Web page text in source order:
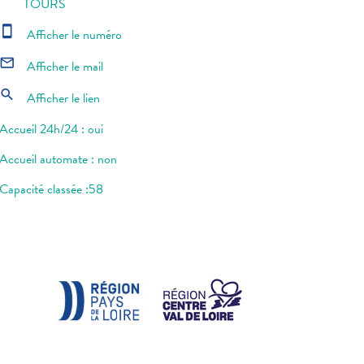
TOURS
smartphone Afficher le numéro
mail_outline Afficher le mail
search
Afficher le lien
Accueil 24h/24 : oui
Accueil automate : non
Capacité classée :58